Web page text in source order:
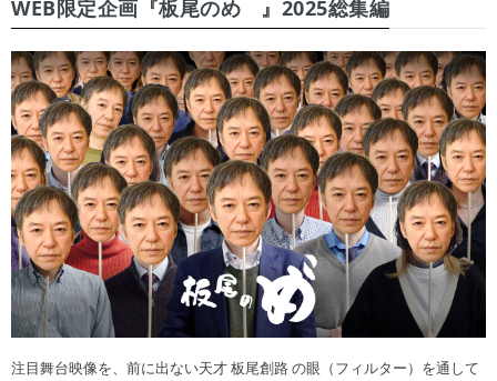
WEB限定企画『板尾のめ゙』2025総集編
注目舞台映像を、前に出ない天才 板尾創路 の眼（フィルター）を通して